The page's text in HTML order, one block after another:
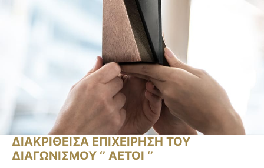
ΔΙΑΚΡΙΘΕΙΣΑ ΕΠΙΧΕΙΡΗΣΗ ΤΟΥ
ΔΙΑΓΩΝΙΣΜΟΥ ‘’ ΑΕΤΟΙ ‘’